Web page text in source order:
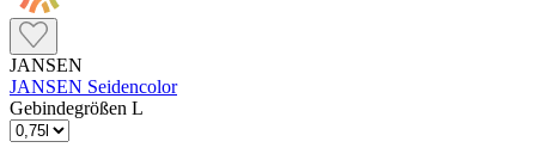
JANSEN
JANSEN Seidencolor
Gebindegrößen L